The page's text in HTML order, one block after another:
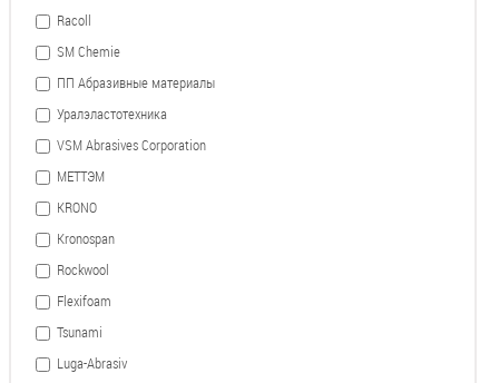
Racoll
SM Chemie
ПП Абразивные материалы
Уралэластотехника
VSM Abrasives Corporation
МЕТТЭМ
KRONO
Kronospan
Rockwool
Flexifoam
Tsunami
Luga-Abrasiv